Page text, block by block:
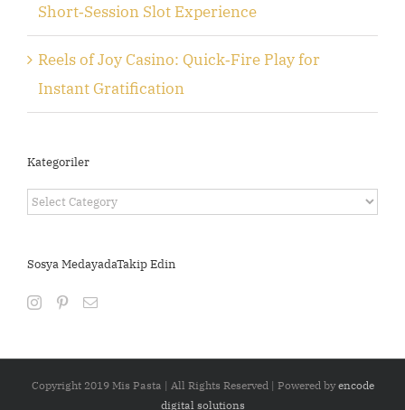
Short‑Session Slot Experience
Reels of Joy Casino: Quick‑Fire Play for
Instant Gratification
Kategoriler
Kategoriler
Sosya MedayadaTakip Edin
Copyright 2019 Mis Pasta | All Rights Reserved | Powered byencode
digital solutions